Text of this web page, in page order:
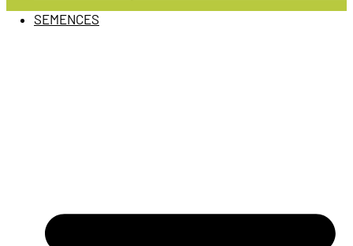
SEMENCES